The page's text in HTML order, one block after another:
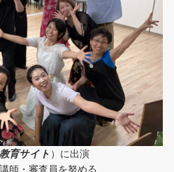
教育サイト ）に出演
師・審査員を努める